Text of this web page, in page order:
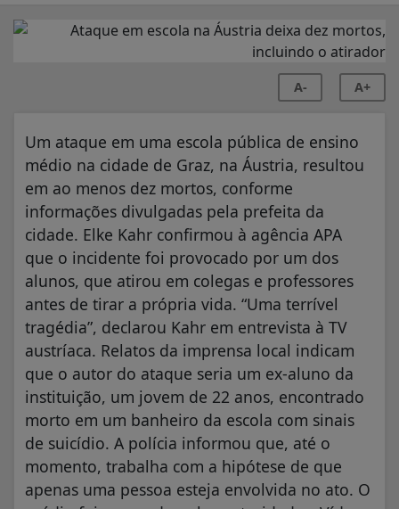
A- A+
Um ataque em uma escola pública de ensino
médio na cidade de Graz, na Áustria, resultou
em ao menos dez mortos, conforme
informações divulgadas pela prefeita da
cidade. Elke Kahr confirmou à agência APA
que o incidente foi provocado por um dos
alunos, que atirou em colegas e professores
antes de tirar a própria vida. “Uma terrível
tragédia”, declarou Kahr em entrevista à TV
austríaca. Relatos da imprensa local indicam
que o autor do ataque seria um ex-aluno da
instituição, um jovem de 22 anos, encontrado
morto em um banheiro da escola com sinais
de suicídio. A polícia informou que, até o
momento, trabalha com a hipótese de que
apenas uma pessoa esteja envolvida no ato. O